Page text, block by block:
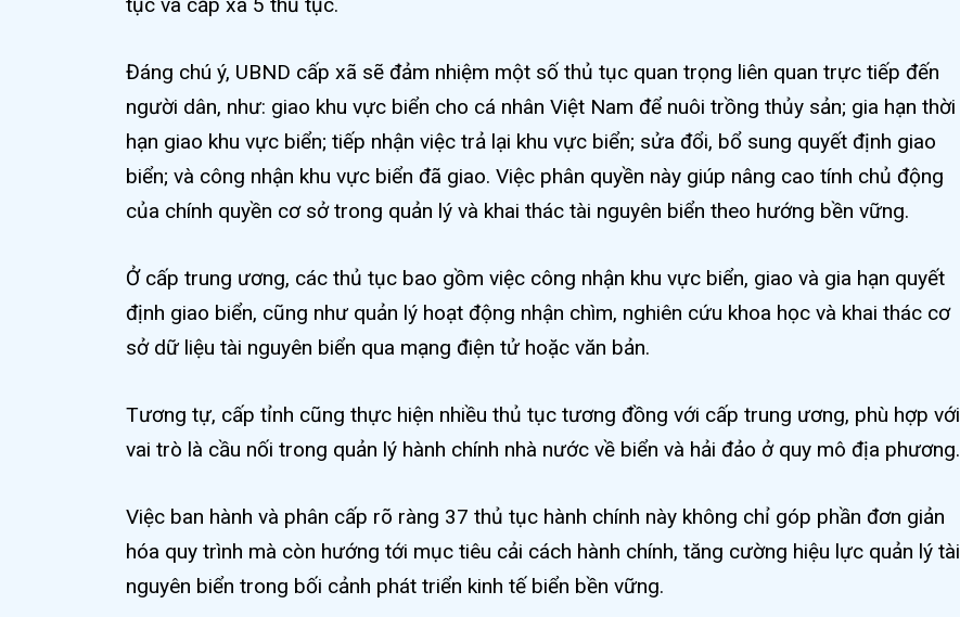
tục và cấp xã 5 thủ tục.
Đáng chú ý, UBND cấp xã sẽ đảm nhiệm một số thủ tục quan trọng liên quan trực tiếp đến
người dân, như: giao khu vực biển cho cá nhân Việt Nam để nuôi trồng thủy sản; gia hạn thời
hạn giao khu vực biển; tiếp nhận việc trả lại khu vực biển; sửa đổi, bổ sung quyết định giao
biển; và công nhận khu vực biển đã giao. Việc phân quyền này giúp nâng cao tính chủ động
của chính quyền cơ sở trong quản lý và khai thác tài nguyên biển theo hướng bền vững.
Ở cấp trung ương, các thủ tục bao gồm việc công nhận khu vực biển, giao và gia hạn quyết
định giao biển, cũng như quản lý hoạt động nhận chìm, nghiên cứu khoa học và khai thác cơ
sở dữ liệu tài nguyên biển qua mạng điện tử hoặc văn bản.
Tương tự, cấp tỉnh cũng thực hiện nhiều thủ tục tương đồng với cấp trung ương, phù hợp với
vai trò là cầu nối trong quản lý hành chính nhà nước về biển và hải đảo ở quy mô địa phương.
Việc ban hành và phân cấp rõ ràng 37 thủ tục hành chính này không chỉ góp phần đơn giản
hóa quy trình mà còn hướng tới mục tiêu cải cách hành chính, tăng cường hiệu lực quản lý tài
nguyên biển trong bối cảnh phát triển kinh tế biển bền vững.